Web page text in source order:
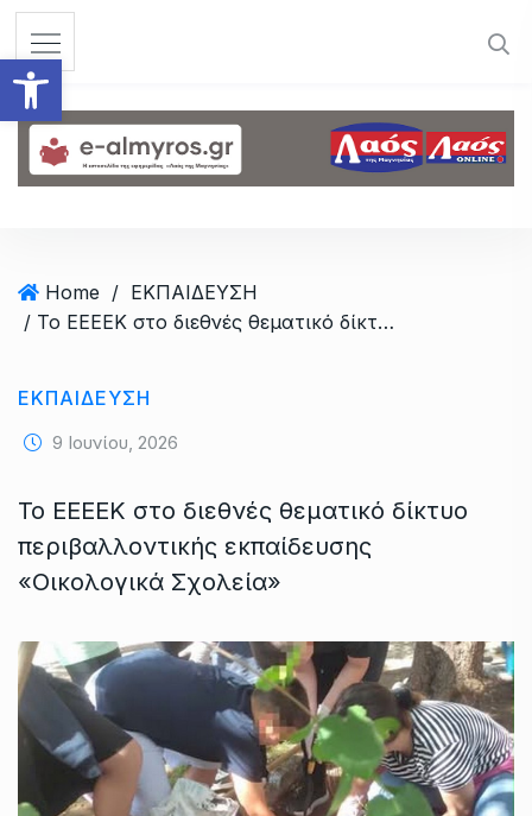
Ανοίξτε τη γραμμή
Home / ΕΚΠΑΙΔΕΥΣΗ
/ Το EEEEK στο διεθνές θεματικό δίκτυο περιβαλλοντικής εκπαίδευσης «Οικολογικά Σχολεία»
ΕΚΠΑΙΔΕΥΣΗ
9 Ιουνίου, 2026
Το EEEEK στο διεθνές θεματικό δίκτυο
περιβαλλοντικής εκπαίδευσης
«Οικολογικά Σχολεία»